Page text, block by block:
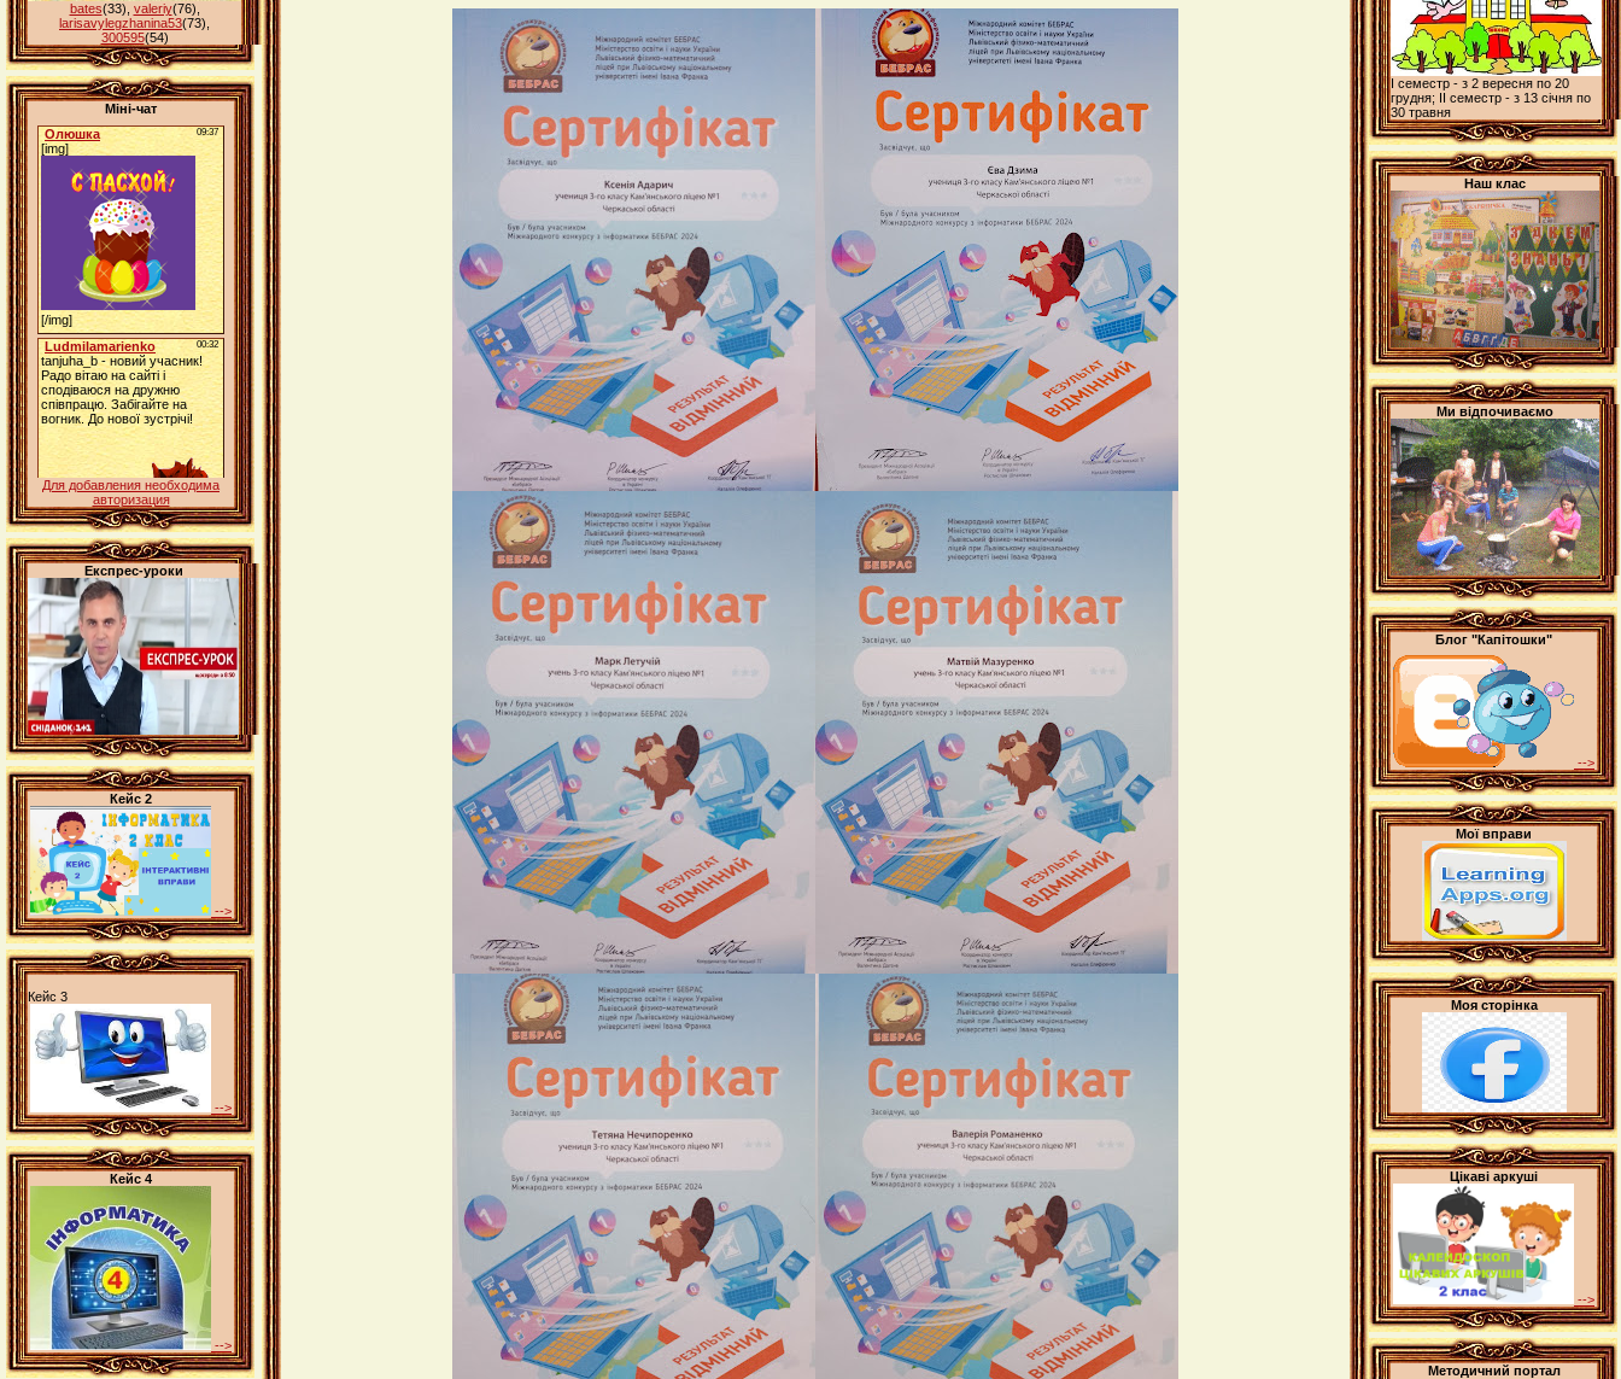
bates(33) valeriy(76)
larisavylegzhanina53(73)
300595(54)
Міні-чат
Для добавления необходима
авторизация
Експрес-уроки
Кейс 2
-->
Кейс 3
-->
Кейс 4
-->
І семестр - з 2 вересня по 20
грудня; ІІ семестр - з 13 січня по
30 травня
Наш клас
Ми відпочиваємо
Блог "Капітошки"
-->
Мої вправи
Моя сторінка
Цікаві аркуші
-->
Методичний портал